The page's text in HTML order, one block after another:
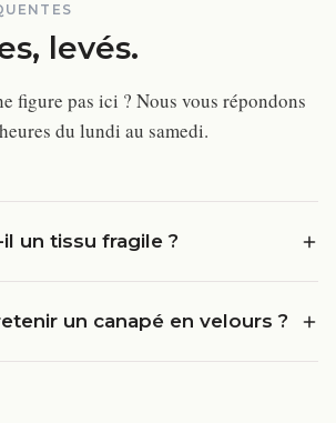
levés.
figure pas ici ? Nous vous répondons
du lundi au samedi.
un tissu fragile ?
un canapé en velours ?